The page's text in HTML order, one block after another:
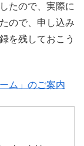
たので、実際に
ので、申し込み
を残しておこう
ム」のご案内